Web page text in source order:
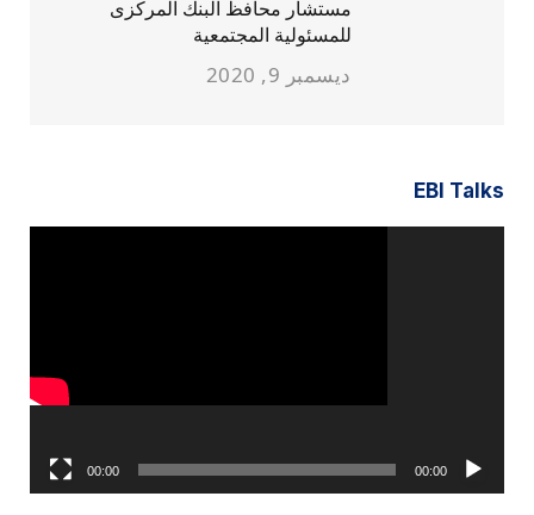
مستشار محافظ البنك المركزى
للمسئولية المجتمعية
ديسمبر 9, 2020
EBI Talks
00:00
00:00